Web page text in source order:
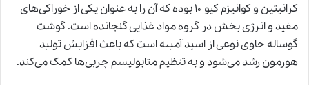
کرانیتین و کوانیزم کیو ۱۰ بوده که آن را به عنوان یکی از خوراکی‌های
مفید و انرژی بخش در گروه مواد غذایی گنجانده است. گوشت
گوساله حاوی نوعی از اسید آمینه است که باعث افزایش تولید
هورمون رشد می‌شود و به تنظیم متابولیسم چربی‌ها کمک می‌کند.